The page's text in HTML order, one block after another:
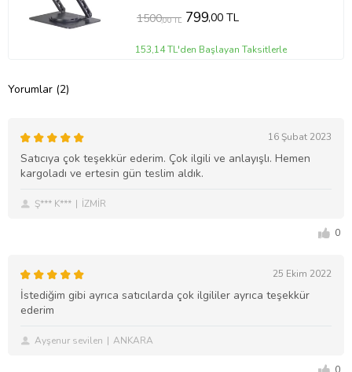
1500,00 TL 799,00 TL
153,14 TL'den Başlayan Taksitlerle
Yorumlar (2)
16 Şubat 2023
Satıcıya çok teşekkür ederim. Çok ilgili ve anlayışlı. Hemen
kargoladı ve ertesin gün teslim aldık.
Ş*** K*** İZMİR
0
25 Ekim 2022
İstediğim gibi ayrıca satıcılarda çok ilgililer ayrıca teşekkür
ederim
Ayşenur sevilen ANKARA